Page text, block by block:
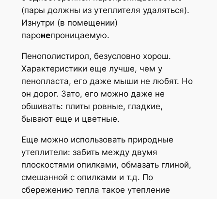
(пары должны из утеплителя удаляться).
Изнутри (в помещении)
паронепроницаемую.
Пенополистирол, безусловно хорош.
Характеристики еще лучше, чем у
пенопласта, его даже мыши не любят. Но
он дорог. Зато, его можно даже не
обшивать: плиты ровные, гладкие,
бывают еще и цветные.
Еще можно использовать природные
утеплители: забить между двумя
плоскостями опилками, обмазать глиной,
смешанной с опилками и т.д. По
сбережению тепла такое утепление